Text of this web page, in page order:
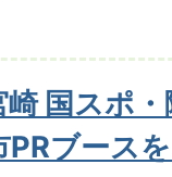
崎 国スポ
ブース